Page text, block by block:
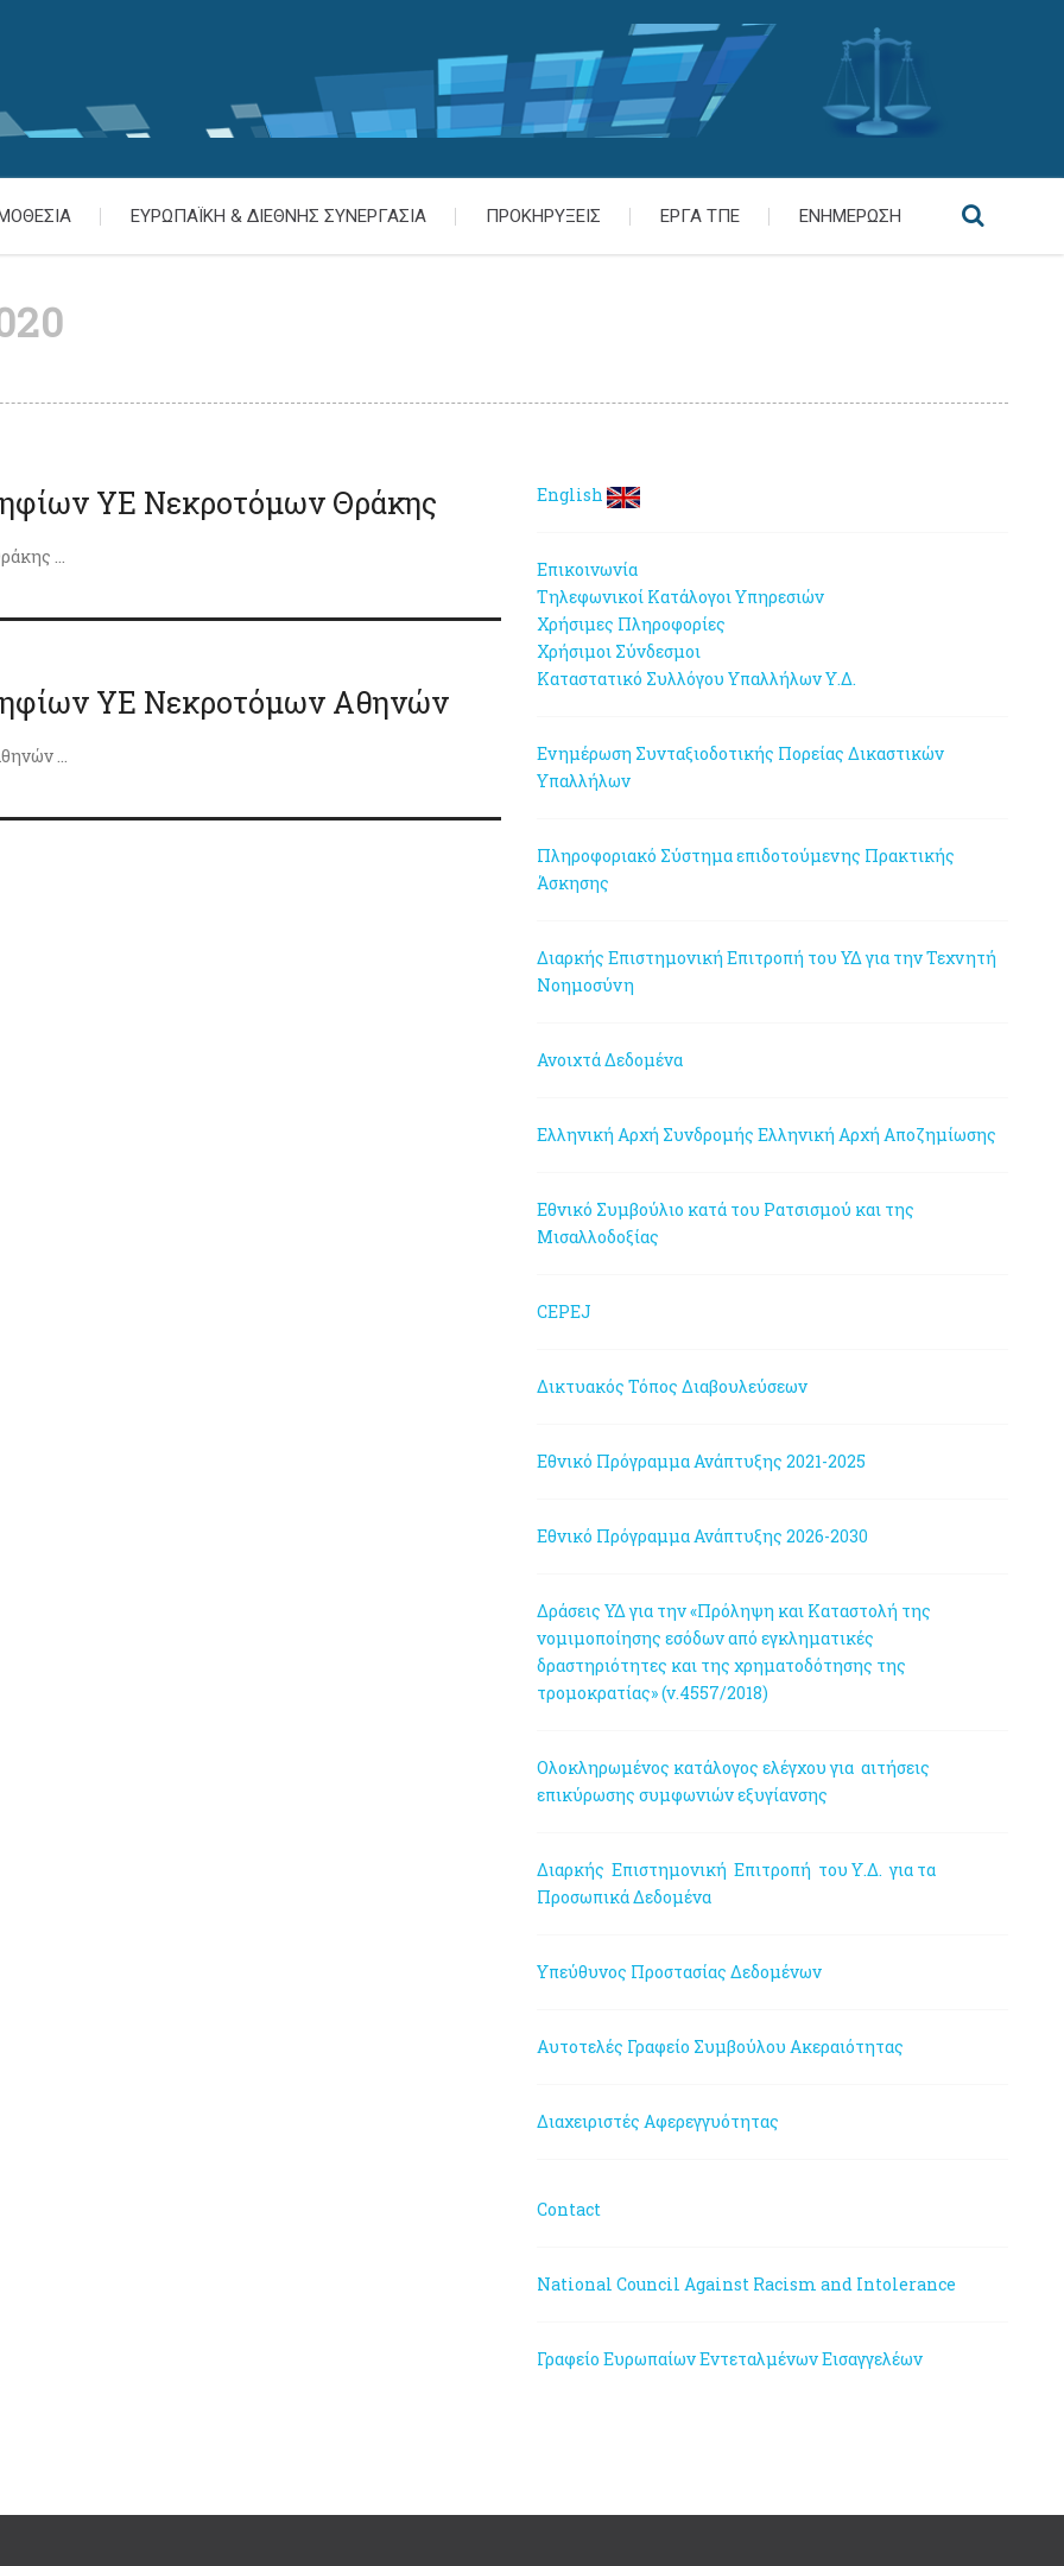
ΕΥΡΩΠΑΪΚΗ & ΔΙΕΘΝΗΣ ΣΥΝΕΡΓΑΣΙΑ ΠΡΟΚΗΡΥΞΕΙΣ ΕΡΓΑ ΤΠΕ ΕΝΗΜΕΡΩΣΗ
ΥΕ Νεκροτόμων Θράκης
...
ΥΕ Νεκροτόμων Αθηνών
...
English
Επικοινωνία
Τηλεφωνικοί Κατάλογοι Υπηρεσιών
Χρήσιμες Πληροφορίες
Χρήσιμοι Σύνδεσμοι
Καταστατικό Συλλόγου Υπαλλήλων Υ.Δ.
Ενημέρωση Συνταξιοδοτικής Πορείας Δικαστικών
Υπαλλήλων
Πληροφοριακό Σύστημα επιδοτούμενης Πρακτικής
Άσκησης
Διαρκής Επιστημονική Επιτροπή του ΥΔ για την Τεχνητή
Νοημοσύνη
Ανοιχτά Δεδομένα
Ελληνική Αρχή Συνδρομής Ελληνική Αρχή Αποζημίωσης
Εθνικό Συμβούλιο κατά του Ρατσισμού και της
Μισαλλοδοξίας
CEPEJ
Δικτυακός Τόπος Διαβουλεύσεων
Εθνικό Πρόγραμμα Ανάπτυξης 2021-2025
Εθνικό Πρόγραμμα Ανάπτυξης 2026-2030
Δράσεις ΥΔ για την «Πρόληψη και Καταστολή της
νομιμοποίησης εσόδων από εγκληματικές
δραστηριότητες και της χρηματοδότησης της
τρομοκρατίας» (ν.4557/2018)
Ολοκληρωμένος κατάλογος ελέγχου για αιτήσεις
επικύρωσης συμφωνιών εξυγίανσης
Διαρκής Επιστημονική Επιτροπή του Υ.Δ. για τα
Προσωπικά Δεδομένα
Υπεύθυνος Προστασίας Δεδομένων
Αυτοτελές Γραφείο Συμβούλου Ακεραιότητας
Διαχειριστές Αφερεγγυότητας
Contact
National Council Against Racism and Intolerance
Γραφείο Ευρωπαίων Εντεταλμένων Εισαγγελέων